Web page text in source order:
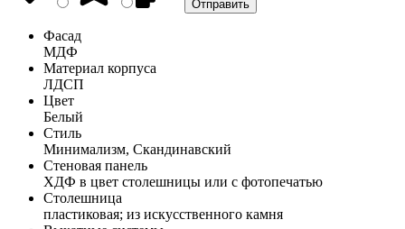
Фасад
МДФ
Материал корпуса
ЛДСП
Цвет
Белый
Стиль
Минимализм, Скандинавский
Стеновая панель
ХДФ в цвет столешницы или с фотопечатью
Столешница
пластиковая; из искусственного камня